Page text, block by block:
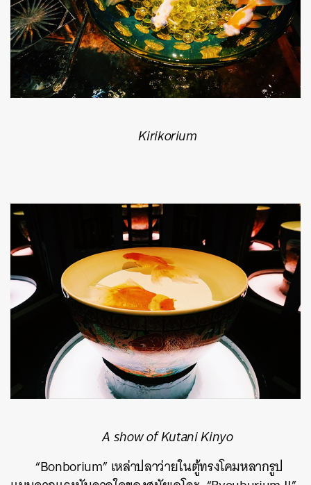
Kirikorium
A show of Kutani Kinyo
“Bonborium” เหล่าปลาว่ายในตู้ทรงโคมหลากรูป